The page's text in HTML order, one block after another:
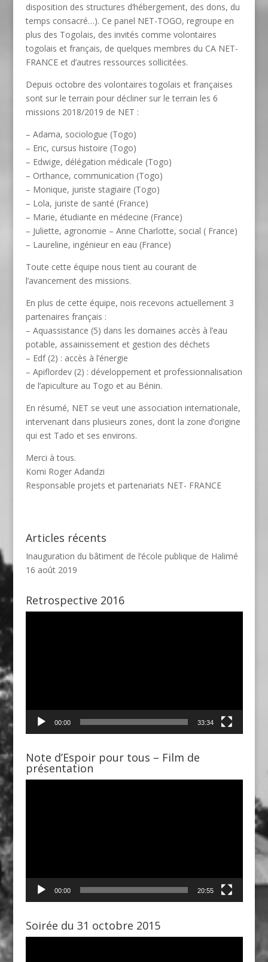
disposition des structures d’hébergement, des dons, du
temps consacré…). Ce panel NET-TOGO, regroupe en
plus des Togolais, des invités comme volontaires
togolais et français, de quelques membres du CA NET-
FRANCE et d’autres ressources sollicitées.
Depuis octobre des volontaires togolais et françaises
sont sur le terrain pour décliner sur le terrain les 6
missions 2018/2019 de NET :
– Adama, sociologue (Togo)
– Eric, cursus histoire (Togo)
– Edwige, délégation médicale (Togo)
– Orthance, communication (Togo)
– Monique, juriste stagiaire (Togo)
– Lola, juriste de santé (France)
– Marie, étudiante en médecine (France)
– Juliette, agronomie – Anne Charlotte, social ( France)
– Laureline, ingénieur en eau (France)
Toute cette équipe nous tient au courant de
l’avancement des missions.
En plus de cette équipe, nois recevons actuellement 3
partenaires français :
– Aquassistance (5) dans les domaines accès à l’eau
potable, assainissement et gestion des déchets
– Edf (2) : accès à l’énergie
– Apiflordev (2) : développement et professionnalisation
de l’apiculture au Togo et au Bénin.
En résumé, NET se veut une association internationale,
intervenant dans plusieurs zones, dont la zone d’origine
qui est Tado et ses environs.
Merci à tous.
Komi Roger Adandzi
Responsable projets et partenariats NET- FRANCE
Articles récents
Inauguration du bâtiment de l’école publique de Halimé
16 août 2019
Retrospective 2016
00:00 33:34
Note d’Espoir pour tous – Film de
présentation
00:00 20:55
Soirée du 31 octobre 2015